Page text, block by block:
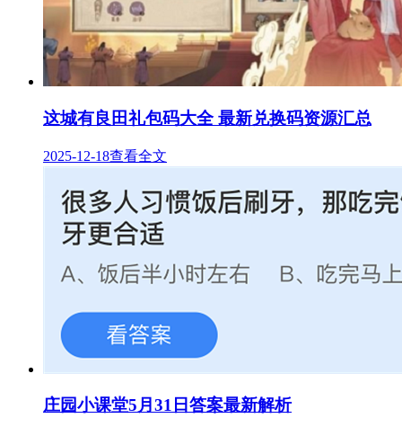
这城有良田礼包码大全 最新兑换码资源汇总
2025-12-18查看全文
庄园小课堂5月31日答案最新解析